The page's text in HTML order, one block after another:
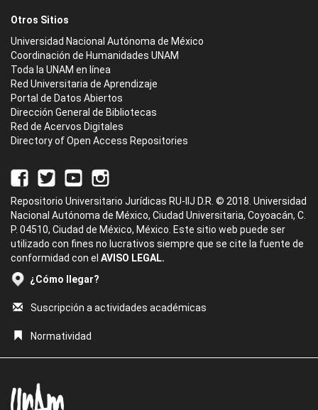
Otros Sitios
Universidad Nacional Autónoma de México
Coordinación de Humanidades UNAM
Toda la UNAM en línea
Red Universitaria de Aprendizaje
Portal de Datos Abiertos
Dirección General de Bibliotecas
Red de Acervos Digitales
Directory of Open Access Repositories
Repositorio Universitario Jurídicas RU-IIJ D.R. © 2018. Universidad
Nacional Autónoma de México, Ciudad Universitaria, Coyoacán, C.
P. 04510, Ciudad de México, México. Este sitio web puede ser
utilizado con fines no lucrativos siempre que se cite la fuente de
conformidad con el AVISO LEGAL.
¿Cómo llegar?
Suscripción a actividades académicas
Normatividad